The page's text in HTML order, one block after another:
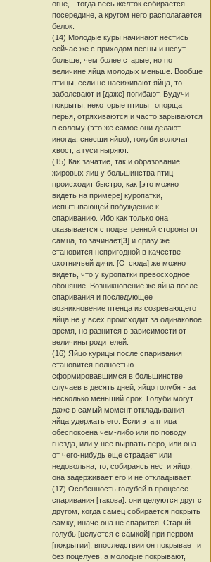
огне, - тогда весь желток собирается
посередине, а кругом него располагается
белок.
(14) Молодые куры начинают нестись
сейчас же с приходом весны и несут
больше, чем более старые, но по
величине яйца молодых меньше. Вообще
птицы, если не насиживают яйца, то
заболевают и [даже] погибают. Будучи
покрыты, некоторые птицы топорщат
перья, отряхиваются и часто зарываются
в солому (это же самое они делают
иногда, снесши яйцо), голуби волочат
хвост, а гуси ныряют.
(15) Как зачатие, так и образование
жировых яиц у большинства птиц
происходит быстро, как [это можно
видеть на примере] куропатки,
испытывающей побуждение к
спариванию. Ибо как только она
оказывается с подветренной стороны от
самца, то зачинает[3] и сразу же
становится непригодной в качестве
охотничьей дичи. [Отсюда] же можно
видеть, что у куропатки превосходное
обоняние. Возникновение же яйца после
спаривания и последующее
возникновение птенца из созревающего
яйца не у всех происходит за одинаковое
время, но разнится в зависимости от
величины родителей.
(16) Яйцо курицы после спаривания
становится полностью
сформировавшимся в большинстве
случаев в десять дней, яйцо голубя - за
несколько меньший срок. Голуби могут
даже в самый момент откладывания
яйца удержать его. Если эта птица
обеспокоена чем-либо или по поводу
гнезда, или у нее вырвать перо, или она
от чего-нибудь еще страдает или
недовольна, то, собираясь нести яйцо,
она задерживает его и не откладывает.
(17) Особенность голубей в процессе
спаривания [такова]: они целуются друг с
другом, когда самец собирается покрыть
самку, иначе она не спарится. Старый
голубь [целуется с самкой] при первом
[покрытии], впоследствии он покрывает и
без поцелуев, а молодые покрывают,